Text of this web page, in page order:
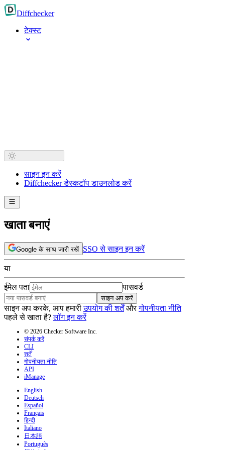
Diffchecker
टेक्स्ट
साइन इन करें
Diffchecker डेस्कटॉप डाउनलोड करें
खाता बनाएं
Google के साथ जारी रखें SSO से साइन इन करें
या
ईमेल पता पासवर्ड
साइन अप करें
साइन अप करके, आप हमारी उपयोग की शर्तें और गोपनीयता नीति
पहले से खाता है? लॉग इन करें
© 2026 Checker Software Inc.
संपर्क करें
CLI
शर्तें
गोपनीयता नीति
API
iManage
English
Deutsch
Español
Français
हिन्दी
Italiano
日本語
Português